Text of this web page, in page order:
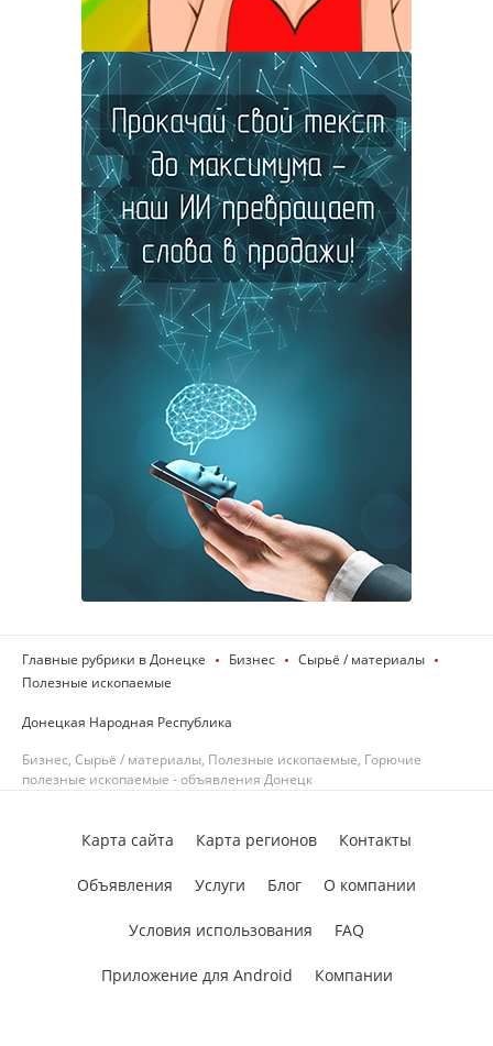
Главные рубрики в Донецке Бизнес
Сырьё / материалы
Полезные ископаемые
Донецкая Народная Республика
Бизнес, Сырьё / материалы, Полезные ископаемые, Горючие
полезные ископаемые - объявления Донецк
Карта сайта Карта регионов Контакты
Объявления Услуги Блог О компании
Условия использования FAQ
Приложение для Android Компании